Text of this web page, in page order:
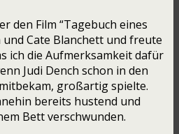
den Film “Tagebuch eines
und Cate Blanchett und freute
ich die Aufmerksamkeit dafür
Judi Dench schon in den
großartig spielte.
bereits hustend und
Bett verschwunden.